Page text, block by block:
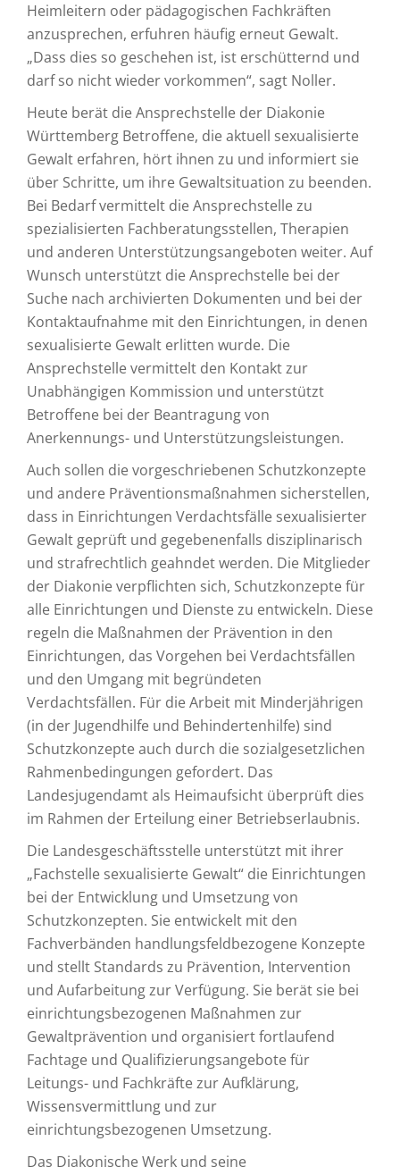
Heimleitern oder pädagogischen Fachkräften
anzusprechen, erfuhren häufig erneut Gewalt.
„Dass dies so geschehen ist, ist erschütternd und
darf so nicht wieder vorkommen“, sagt Noller.
Heute berät die Ansprechstelle der Diakonie
Württemberg Betroffene, die aktuell sexualisierte
Gewalt erfahren, hört ihnen zu und informiert sie
über Schritte, um ihre Gewaltsituation zu beenden.
Bei Bedarf vermittelt die Ansprechstelle zu
spezialisierten Fachberatungsstellen, Therapien
und anderen Unterstützungsangeboten weiter. Auf
Wunsch unterstützt die Ansprechstelle bei der
Suche nach archivierten Dokumenten und bei der
Kontaktaufnahme mit den Einrichtungen, in denen
sexualisierte Gewalt erlitten wurde. Die
Ansprechstelle vermittelt den Kontakt zur
Unabhängigen Kommission und unterstützt
Betroffene bei der Beantragung von
Anerkennungs- und Unterstützungsleistungen.
Auch sollen die vorgeschriebenen Schutzkonzepte
und andere Präventionsmaßnahmen sicherstellen,
dass in Einrichtungen Verdachtsfälle sexualisierter
Gewalt geprüft und gegebenenfalls disziplinarisch
und strafrechtlich geahndet werden. Die Mitglieder
der Diakonie verpflichten sich, Schutzkonzepte für
alle Einrichtungen und Dienste zu entwickeln. Diese
regeln die Maßnahmen der Prävention in den
Einrichtungen, das Vorgehen bei Verdachtsfällen
und den Umgang mit begründeten
Verdachtsfällen. Für die Arbeit mit Minderjährigen
(in der Jugendhilfe und Behindertenhilfe) sind
Schutzkonzepte auch durch die sozialgesetzlichen
Rahmenbedingungen gefordert. Das
Landesjugendamt als Heimaufsicht überprüft dies
im Rahmen der Erteilung einer Betriebserlaubnis.
Die Landesgeschäftsstelle unterstützt mit ihrer
„Fachstelle sexualisierte Gewalt“ die Einrichtungen
bei der Entwicklung und Umsetzung von
Schutzkonzepten. Sie entwickelt mit den
Fachverbänden handlungsfeldbezogene Konzepte
und stellt Standards zu Prävention, Intervention
und Aufarbeitung zur Verfügung. Sie berät sie bei
einrichtungsbezogenen Maßnahmen zur
Gewaltprävention und organisiert fortlaufend
Fachtage und Qualifizierungsangebote für
Leitungs- und Fachkräfte zur Aufklärung,
Wissensvermittlung und zur
einrichtungsbezogenen Umsetzung.
Das Diakonische Werk und seine